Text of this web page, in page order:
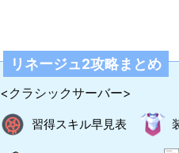
リネージュ2攻略まとめ
<クラシックサーバー>
習得スキル早見表